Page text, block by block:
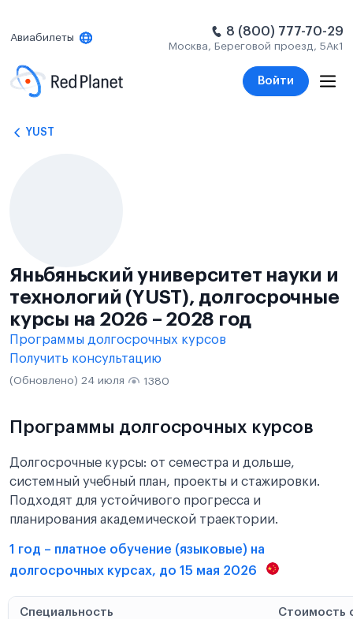
Авиабилеты 8 (800) 777-70-29
Москва, Береговой проезд, 5Ак1
Войти
YUST
Яньбяньский университет науки и
технологий (YUST), долгосрочные
курсы на 2026 – 2028 год
Программы долгосрочных курсов
Получить консультацию
(Обновлено) 24 июля 1380
Программы долгосрочных курсов
Долгосрочные курсы: от семестра и дольше,
системный учебный план, проекты и стажировки.
Подходят для устойчивого прогресса и
планирования академической траектории.
1 год – платное обучение (языковые) на
долгосрочных курсах, до 15 мая 2026
Специальность Стоимость